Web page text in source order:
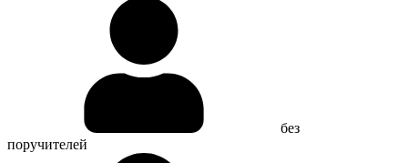
без
поручителей